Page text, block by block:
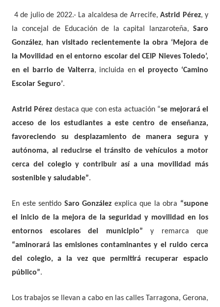
4 de julio de 2022.- La alcaldesa de Arrecife, Astrid Pérez, y
la concejal de Educación de la capital lanzaroteña, Saro
González,
han visitado recientemente la obra ‘Mejora de
la Movilidad en el entorno escolar del CEIP Nieves Toledo’,
en el barrio de Valterra, incluida enel proyecto ‘Camino
Escolar Seguro’.
Astrid Pérez destaca que con esta actuación “se mejorará el
acceso de los estudiantes a este centro de enseñanza,
favoreciendo su desplazamiento de manera segura y
autónoma, al reducirse el tránsito de vehículos a motor
cerca del colegio y contribuir así a una movilidad más
sostenible y saludable”.
En este sentido Saro González explica que la obra “supone
el inicio de la mejora de la seguridad y movilidad en los
entornos escolares del municipio” y remarca que
“aminorará las emisiones contaminantes y el ruido cerca
del colegio, a la vez que permitirá recuperar espacio
público”.
Los trabajos se llevan a cabo en las calles Tarragona, Gerona,